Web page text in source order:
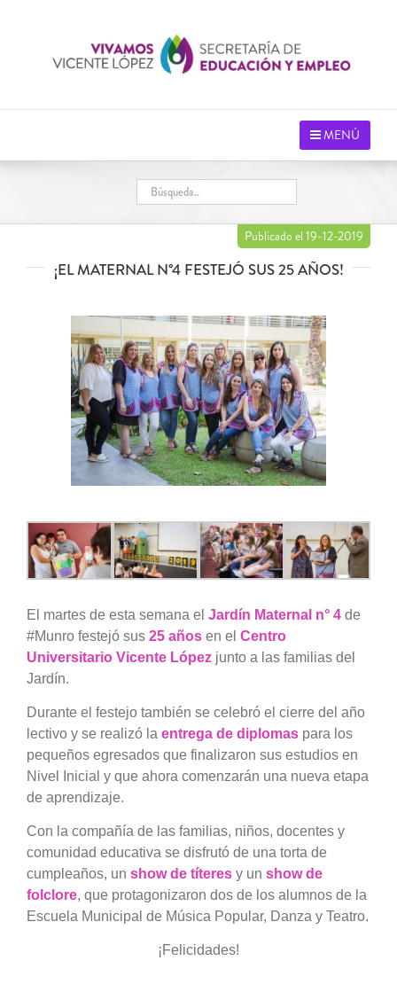
MENÚ
Publicado el 19-12-2019
¡EL MATERNAL N°4 FESTEJÓ SUS 25 AÑOS!
El martes de esta semana el Jardín Maternal n° 4 de
#Munro festejó sus 25 años en el Centro
Universitario Vicente López junto a las familias del
Jardín.
Durante el festejo también se celebró el cierre del año
lectivo y se realizó la entrega de diplomas para los
pequeños egresados que finalizaron sus estudios en
Nivel Inicial y que ahora comenzarán una nueva etapa
de aprendizaje.
Con la compañía de las familias, niños, docentes y
comunidad educativa se disfrutó de una torta de
cumpleaños, un show de títeres y un show de
folclore, que protagonizaron dos de los alumnos de la
Escuela Municipal de Música Popular, Danza y Teatro.
¡Felicidades!